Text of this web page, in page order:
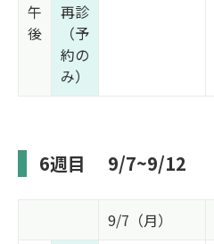
午
後
再診
（予
約の
み）
6週目 9/7~9/12
9/7（月）